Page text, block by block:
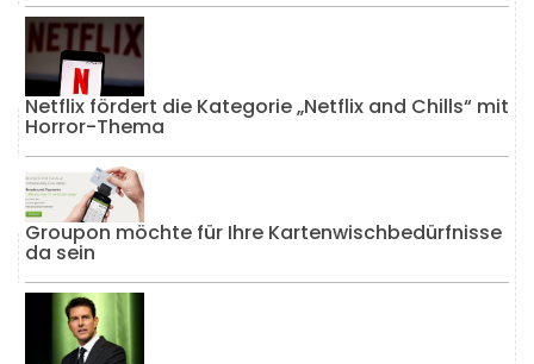
Netflix fördert die Kategorie „Netflix and Chills“ mit
Horror-Thema
Groupon möchte für Ihre Kartenwischbedürfnisse
da sein